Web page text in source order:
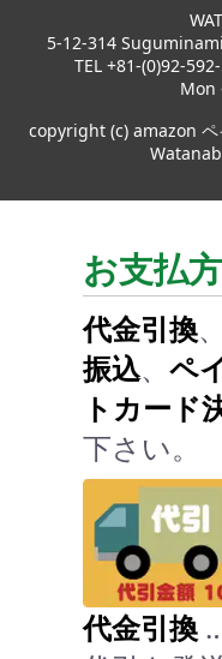
5-12-314
TEL +81-(0)92-
Mon
copyright (c) amazon ペ
お支払
代金引換、
振込、 ペ
トカード
下さい。
代金引換